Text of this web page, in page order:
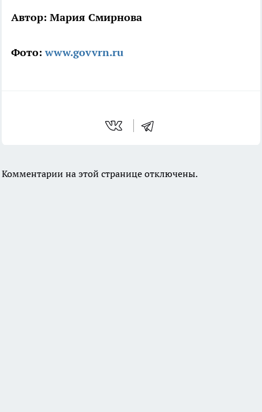
Автор: Мария Смирнова
Фото:www.govvrn.ru
Комментарии на этой странице отключены.